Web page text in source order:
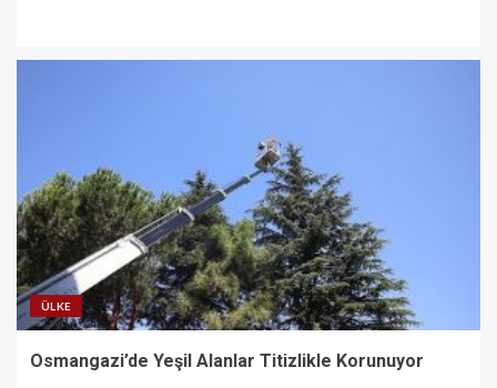
ÜLKE
Osmangazi’de Yeşil Alanlar Titizlikle Korunuyor